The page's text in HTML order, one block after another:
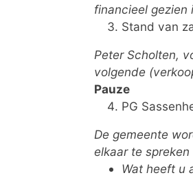
financieel gezien
Stand van
Peter Scholten,
volgende
Pauze
PG
De gemeente
elkaar te
Wat heeft u